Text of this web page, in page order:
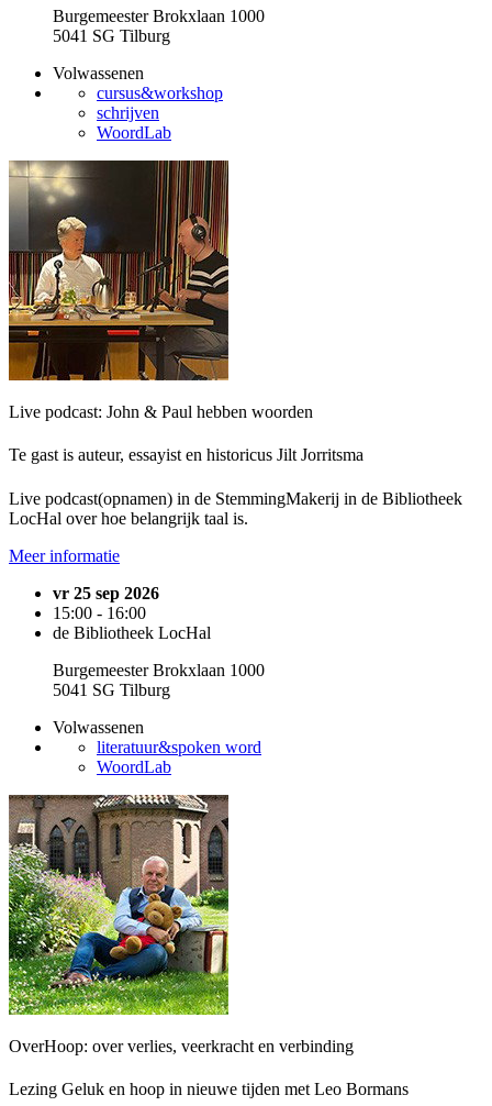
Burgemeester Brokxlaan 1000
5041 SG Tilburg
Volwassenen
cursus&workshop
schrijven
WoordLab
Live podcast: John & Paul hebben woorden
Te gast is auteur, essayist en historicus Jilt Jorritsma
Live podcast(opnamen) in de StemmingMakerij in de Bibliotheek
LocHal over hoe belangrijk taal is.
Meer informatie
vr 25 sep 2026
15:00 - 16:00
de Bibliotheek LocHal
Burgemeester Brokxlaan 1000
5041 SG Tilburg
Volwassenen
literatuur&spoken word
WoordLab
OverHoop: over verlies, veerkracht en verbinding
Lezing Geluk en hoop in nieuwe tijden met Leo Bormans